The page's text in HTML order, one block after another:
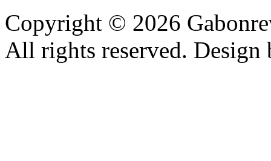
Copyright © 2026
All rights reserved.